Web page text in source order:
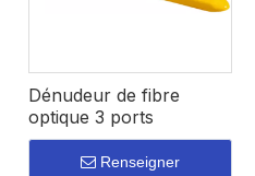
Dénudeur de fibre
optique 3 ports
SKYCOM
Renseigner